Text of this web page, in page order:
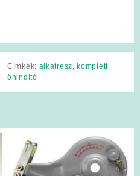
Címkék: alkatrész, komplett
önindító